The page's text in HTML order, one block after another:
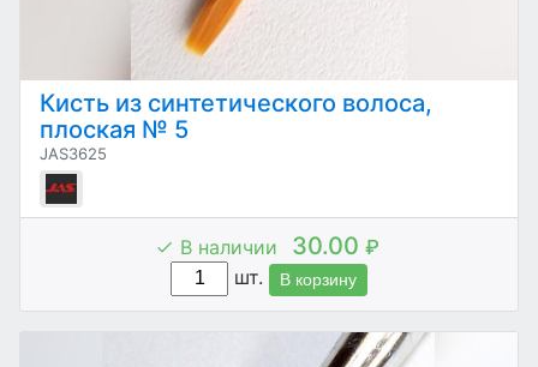
Кисть из синтетического волоса,
плоская № 5
JAS3625
В наличии 30.00 ₽
шт.
В корзину